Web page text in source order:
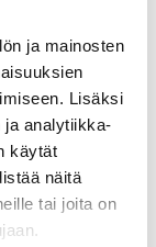
ja mainosten
Lisäksi
ja analytiikka-
käytät
näitä
tai joita on